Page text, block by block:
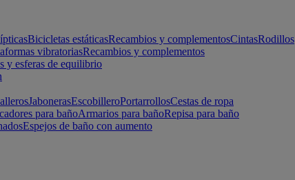
Bicicletas estáticasRecambios y complementosCintasRodillos
vibratoriasRecambios y complementos
y esferas de equilibrio
JabonerasEscobilleroPortarrollosCestas de ropa
para bañoArmarios para bañoRepisa para baño
Espejos de baño con aumento